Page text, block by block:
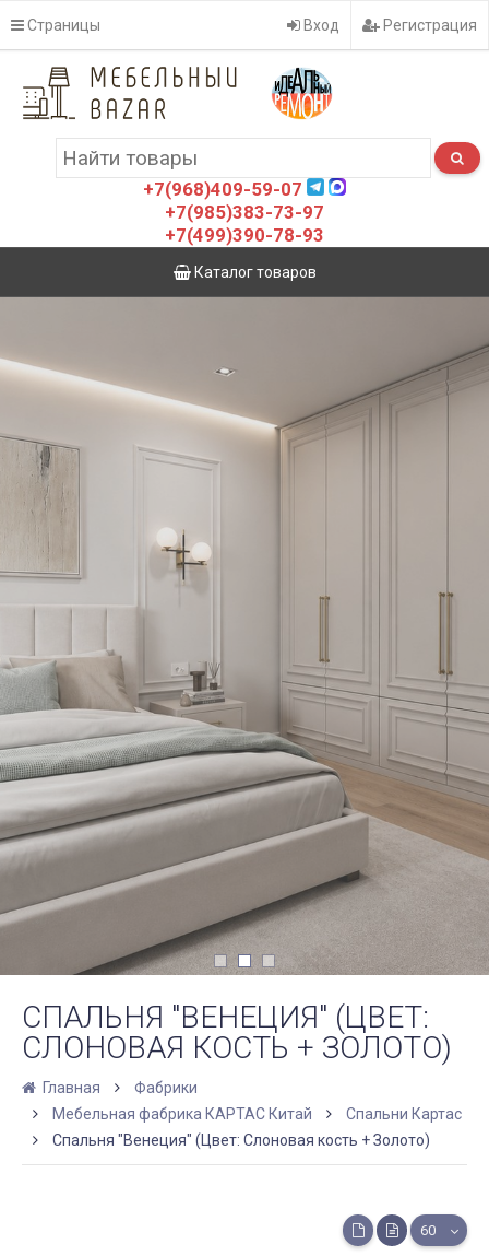
Страницы Вход Регистрация
+7(968)409-59-07
+7(985)383-73-97
+7(499)390-78-93
Каталог товаров
СПАЛЬНЯ "ВЕНЕЦИЯ" (ЦВЕТ:
СЛОНОВАЯ КОСТЬ + ЗОЛОТО)
Главная
Фабрики
Мебельная фабрика КАРТАС Китай
Спальни Картас
Спальня "Венеция" (Цвет: Слоновая кость + Золото)
60